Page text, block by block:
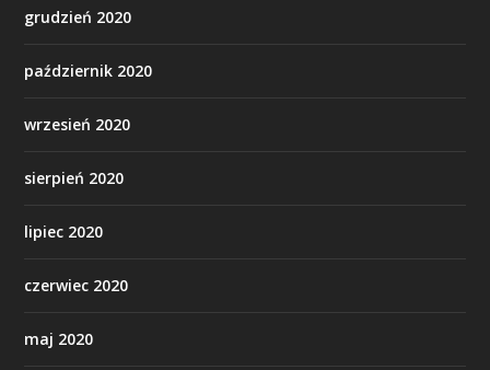
grudzień 2020
październik 2020
wrzesień 2020
sierpień 2020
lipiec 2020
czerwiec 2020
maj 2020